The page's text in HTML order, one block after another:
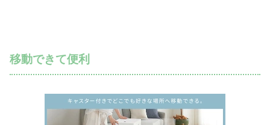
移動できて便利